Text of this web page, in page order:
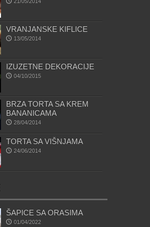
VRANJANSKE KIFLICE
13/05/2014
IZUZETNE DEKORACIJE
04/10/2015
BRZA TORTA SA KREM
BANANICAMA
28/04/2014
TORTA SA VIŠNJAMA
24/06/2014
ŠAPICE SA ORASIMA
01/04/2022